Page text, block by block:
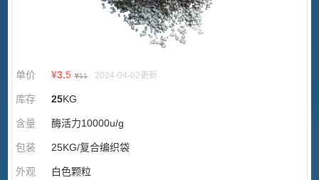
单价 ¥3.5 ¥11 2024-04-02更新
库存 25KG
含量 酶活力10000u/g
包装 25KG/复合编织袋
外观 白色颗粒